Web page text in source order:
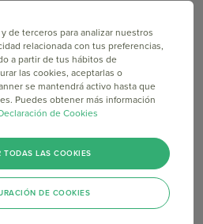
de terceros para analizar nuestros
relacionada con tus preferencias,
a partir de tus hábitos de
las cookies, aceptarlas o
se mantendrá activo hasta que
Puedes obtener más información
de Cookies
TODAS LAS COOKIES
DE COOKIES